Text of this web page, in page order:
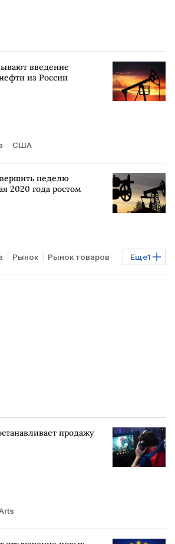
введение
из России
США
неделю
2020 года ростом
Еще1
Рынок Рынок товаров
продажу